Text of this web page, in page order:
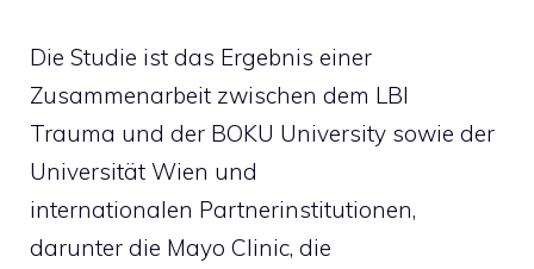
Die Studie ist das Ergebnis einer
Zusammenarbeit zwischen dem LBI
Trauma und der BOKU University sowie der
Universität Wien und
internationalen Partnerinstitutionen,
darunter die Mayo Clinic, die